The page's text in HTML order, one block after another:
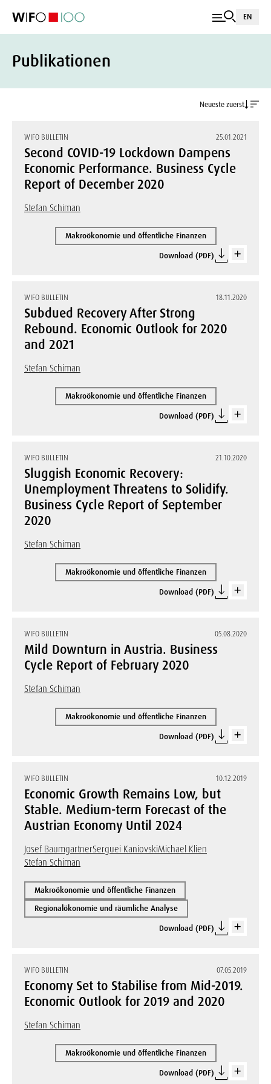
EN
Publikationen
Neueste zuerst
WIFO BULLETIN 25.01.2021
Second COVID-19 Lockdown Dampens
Economic Performance. Business Cycle
Report of December 2020
Stefan Schiman
Makroökonomie und öffentliche Finanzen
Download (PDF)
WIFO BULLETIN 18.11.2020
Subdued Recovery After Strong
Rebound. Economic Outlook for 2020
and 2021
Stefan Schiman
Makroökonomie und öffentliche Finanzen
Download (PDF)
WIFO BULLETIN 21.10.2020
Sluggish Economic Recovery:
Unemployment Threatens to Solidify.
Business Cycle Report of September
2020
Stefan Schiman
Makroökonomie und öffentliche Finanzen
Download (PDF)
WIFO BULLETIN 05.08.2020
Mild Downturn in Austria. Business
Cycle Report of February 2020
Stefan Schiman
Makroökonomie und öffentliche Finanzen
Download (PDF)
WIFO BULLETIN 10.12.2019
Economic Growth Remains Low, but
Stable. Medium-term Forecast of the
Austrian Economy Until 2024
Josef BaumgartnerSerguei KaniovskiMichael Klien
Stefan Schiman
Makroökonomie und öffentliche Finanzen
Regionalökonomie und räumliche Analyse
Download (PDF)
WIFO BULLETIN 07.05.2019
Economy Set to Stabilise from Mid-2019.
Economic Outlook for 2019 and 2020
Stefan Schiman
Makroökonomie und öffentliche Finanzen
Download (PDF)